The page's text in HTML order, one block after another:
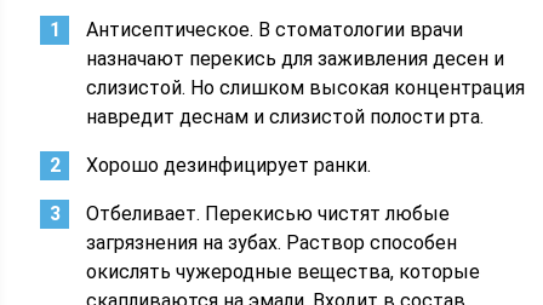
Антисептическое. В стоматологии врачи
назначают перекись для заживления десен и
слизистой. Но слишком высокая концентрация
навредит деснам и слизистой полости рта.
Хорошо дезинфицирует ранки.
Отбеливает. Перекисью чистят любые
загрязнения на зубах. Раствор способен
окислять чужеродные вещества, которые